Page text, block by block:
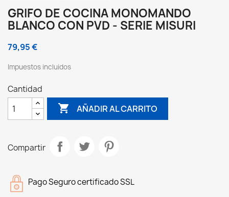
GRIFO DE COCINA MONOMANDO
BLANCO CON PVD - SERIE MISURI
79,95 €
Impuestos incluidos
Cantidad
 AÑADIR AL CARRITO
Compartir
Pago Seguro certificado SSL